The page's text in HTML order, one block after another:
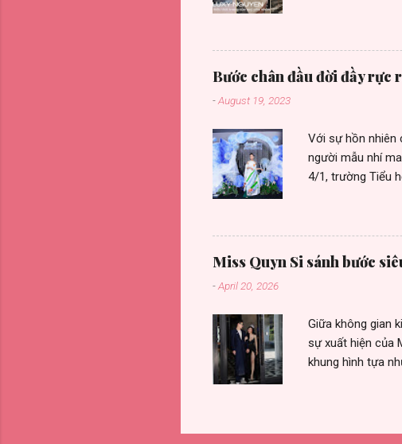
hưởng trong
hiệu còn đang sử
hàng tại các tỉnh
sắm. Nhà thiết
Bước chân đầu đời đầy rực
-August 19, 2023
Với sự hồn nhiên
người mẫu nhí
4/1, trường Tiểu
buổi đánh đàn,
đầy năng lượng
với nghệ thuật
trong mỗi shoot
Miss Quyn Si sánh bước
-April 20, 2026
Giữa không gian
sự xuất hiện của
khung hình tựa
định khí chất
lĩnh của một